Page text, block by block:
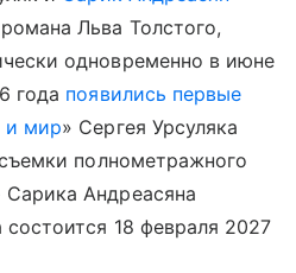
Льва Толстого,
одновременно в июне
года появились первые
и мир» Сергея Урсуляка
полнометражного
Сарика Андреасяна
18 февраля 2027